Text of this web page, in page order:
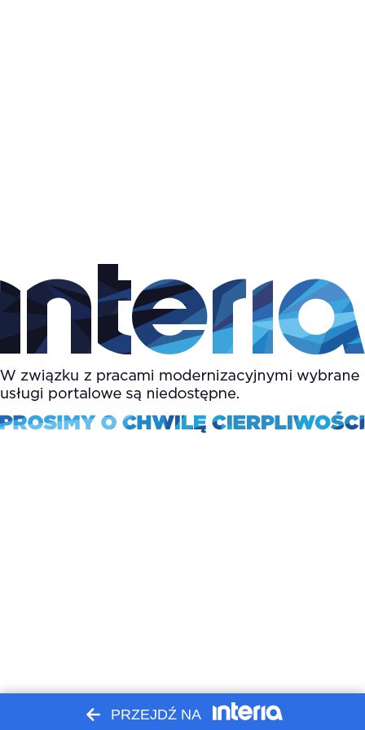
PRZEJDŹ NA